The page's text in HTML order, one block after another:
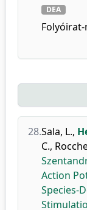
DEA
28.Sala, L.,
C.,
Action
Species-